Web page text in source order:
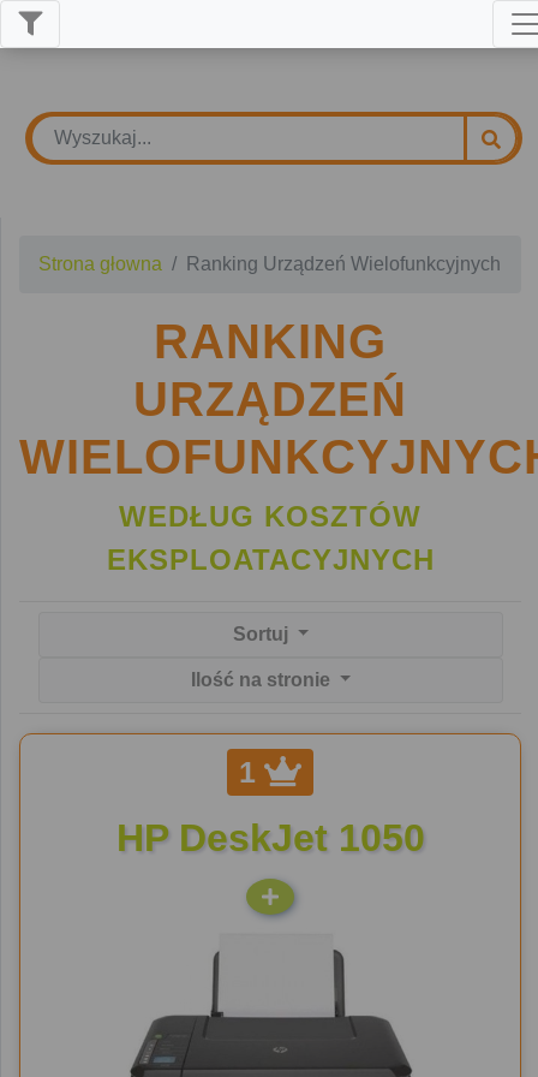
Strona głowna Ranking Urządzeń Wielofunkcyjnych
RANKING
URZĄDZEŃ
WEDŁUG KOSZTÓW
EKSPLOATACYJNYCH
Sortuj
Ilość na stronie
1
HP DeskJet 1050